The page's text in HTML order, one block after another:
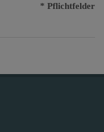
* Pflichtfelder